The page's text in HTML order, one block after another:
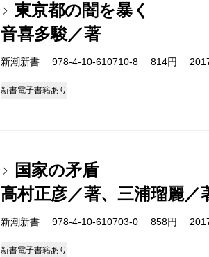
東京都の闇を暴く
音喜多駿／著
新潮新書 978-4-10-610710-8 814円
新書電子書籍あり
国家の矛盾
高村正彦／著、三浦瑠麗／
新潮新書 978-4-10-610703-0 858円
新書電子書籍あり